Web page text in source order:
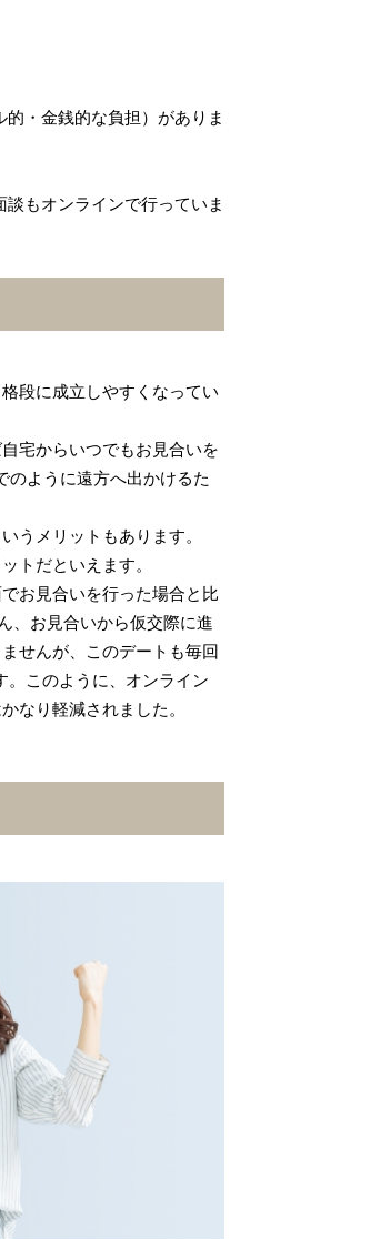
・金銭的な負担）がありま
もオンラインで行っていま
段に成立しやすくなってい
宅からいつでもお見合いを
のように遠方へ出かけるた
うメリットもあります。
トだといえます。
お見合いを行った場合と比
、お見合いから仮交際に進
せんが、このデートも毎回
。このように、オンライン
なり軽減されました。